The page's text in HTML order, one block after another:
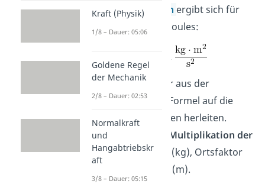
SI-Basiseinheiten ergibt sich für
die Einheit eines Joules:
Das kannst du dir aus der
Anwendung der Formel auf die
einzelnen Einheiten herleiten.
Daraus folgt die
Multiplikation der
EinheitenMasse (kg), Ortsfaktor
) und Höhe (m).
Kraft (Physik)
1/8 – Dauer: 05:06
Goldene Regel
der Mechanik
2/8 – Dauer: 02:53
Normalkraft
und
Hangabtriebskr
aft
3/8 – Dauer: 05:15